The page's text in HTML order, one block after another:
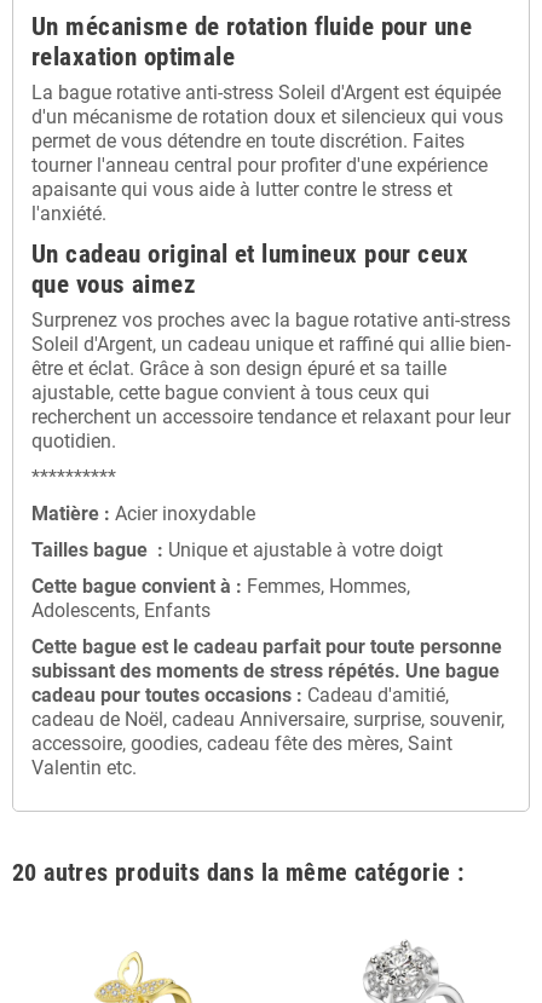
Un mécanisme de rotation fluide pour une
relaxation optimale
La bague rotative anti-stress Soleil d'Argent est équipée
d'un mécanisme de rotation doux et silencieux qui vous
permet de vous détendre en toute discrétion. Faites
tourner l'anneau central pour profiter d'une expérience
apaisante qui vous aide à lutter contre le stress et
l'anxiété.
Un cadeau original et lumineux pour ceux
que vous aimez
Surprenez vos proches avec la bague rotative anti-stress
Soleil d'Argent, un cadeau unique et raffiné qui allie bien-
être et éclat. Grâce à son design épuré et sa taille
ajustable, cette bague convient à tous ceux qui
recherchent un accessoire tendance et relaxant pour leur
quotidien.
**********
Matière : Acier inoxydable
Tailles bague : Unique et ajustable à votre doigt
Cette bague convient à : Femmes, Hommes,
Adolescents, Enfants
Cette bague est le cadeau parfait pour toute personne
subissant des moments de stress répétés. Une bague
cadeau pour toutes occasions : Cadeau d'amitié,
cadeau de Noël, cadeau Anniversaire, surprise, souvenir,
accessoire, goodies, cadeau fête des mères, Saint
Valentin etc.
20 autres produits dans la même catégorie :